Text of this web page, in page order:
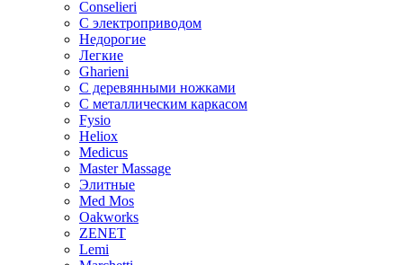
Conselieri
С электроприводом
Недорогие
Легкие
Gharieni
С деревянными ножками
С металлическим каркасом
Fysio
Heliox
Medicus
Master Massage
Элитные
Med Mos
Oakworks
ZENET
Lemi